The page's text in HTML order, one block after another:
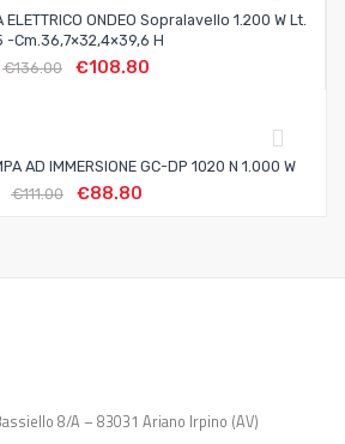
ONDEO Sopralavello 1.200 W Lt.
-cm.36,7×32,4×39,6 H
€136.00 €108.80
AD IMMERSIONE GC-DP 1020 N 1.000 W
€111.00 €88.80
8/A – 83031 Ariano Irpino (AV)